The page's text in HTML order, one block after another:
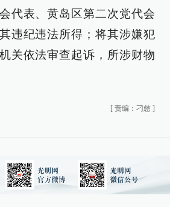
代表、黄岛区第二次党代会
违纪违法所得；将其涉嫌犯
关依法审查起诉，所涉财物
[ 责编：刁慈 ]